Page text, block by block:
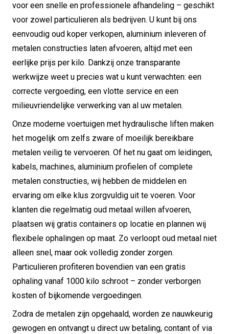
voor een snelle en professionele afhandeling – geschikt
voor zowel particulieren als bedrijven. U kunt bij ons
eenvoudig oud koper verkopen, aluminium inleveren of
metalen constructies laten afvoeren, altijd met een
eerlijke prijs per kilo. Dankzij onze transparante
werkwijze weet u precies wat u kunt verwachten: een
correcte vergoeding, een vlotte service en een
milieuvriendelijke verwerking van al uw metalen.
Onze moderne voertuigen met hydraulische liften maken
het mogelijk om zelfs zware of moeilijk bereikbare
metalen veilig te vervoeren. Of het nu gaat om leidingen,
kabels, machines, aluminium profielen of complete
metalen constructies, wij hebben de middelen en
ervaring om elke klus zorgvuldig uit te voeren. Voor
klanten die regelmatig oud metaal willen afvoeren,
plaatsen wij gratis containers op locatie en plannen wij
flexibele ophalingen op maat. Zo verloopt oud metaal niet
alleen snel, maar ook volledig zonder zorgen.
Particulieren profiteren bovendien van een gratis
ophaling vanaf 1000 kilo schroot – zonder verborgen
kosten of bijkomende vergoedingen.
Zodra de metalen zijn opgehaald, worden ze nauwkeurig
gewogen en ontvangt u direct uw betaling, contant of via